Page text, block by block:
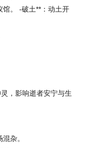
馆。 -破土**：动土开
，影响逝者安宁与生
杂。